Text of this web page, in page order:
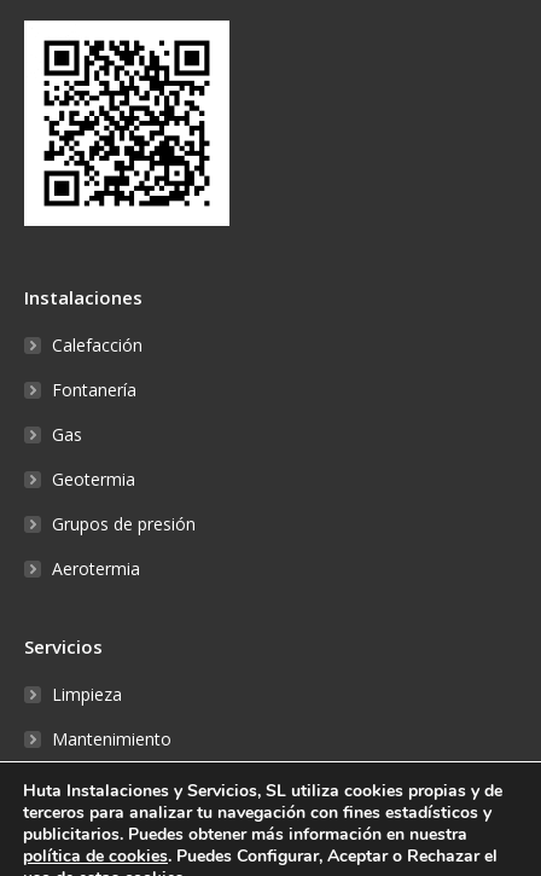
Instalaciones
Calefacción
Fontanería
Gas
Geotermia
Grupos de presión
Aerotermia
Servicios
Limpieza
Mantenimiento
Reparaciones
Fontanería
Huta Instalaciones y Servicios, SL utiliza cookies propias y de
terceros para analizar tu navegación con fines estadísticos y
publicitarios. Puedes obtener más información en nuestra
política de cookies. Puedes Configurar, Aceptar o Rechazar el